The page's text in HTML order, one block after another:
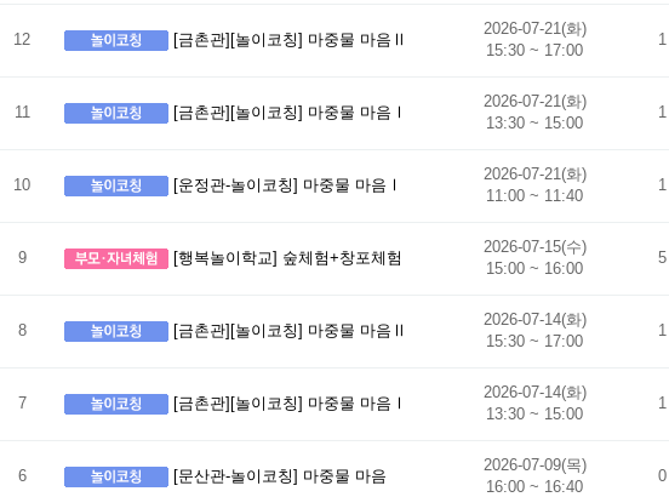
12 [금촌관][놀이코칭] 마중물 마음Ⅱ
2026-07-21(화)
15:30 ~ 17:00
1
11 [금촌관][놀이코칭] 마중물 마음Ⅰ
2026-07-21(화)
13:30 ~ 15:00
1
10 [운정관-놀이코칭] 마중물 마음Ⅰ
2026-07-21(화)
11:00 ~ 11:40
1
9 [행복놀이학교] 숲체험+창포체험
2026-07-15(수)
15:00 ~ 16:00
5
8 [금촌관][놀이코칭] 마중물 마음Ⅱ
2026-07-14(화)
15:30 ~ 17:00
1
7 [금촌관][놀이코칭] 마중물 마음Ⅰ
2026-07-14(화)
13:30 ~ 15:00
1
6 [문산관-놀이코칭] 마중물 마음
2026-07-09(목)
16:00 ~ 16:40
0